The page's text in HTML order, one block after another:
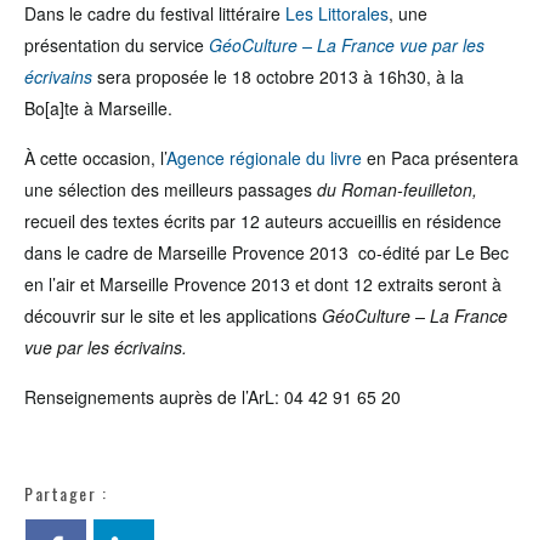
Dans le cadre du festival littéraire Les Littorales, une
présentation du service GéoCulture – La France vue par les
écrivains sera proposée le 18 octobre 2013 à 16h30, à la
Bo[a]te à Marseille.
À cette occasion, l’Agence régionale du livre en Paca présentera
une sélection des meilleurs passages du Roman-feuilleton,
recueil des textes écrits par 12 auteurs accueillis en résidence
dans le cadre de Marseille Provence 2013 co-édité par Le Bec
en l’air et Marseille Provence 2013 et dont 12 extraits seront à
découvrir sur le site et les applications GéoCulture – La France
vue par les écrivains.
Renseignements auprès de l’ArL: 04 42 91 65 20
Partager :